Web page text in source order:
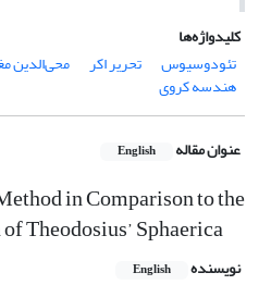
کلیدواژه‌ها
تئودوسیوس
تحریر اکر محی‌الدین
هندسه کروی
عنوان مقاله English
in Comparison to the
Theodosius’ Sphaerica
نویسنده English